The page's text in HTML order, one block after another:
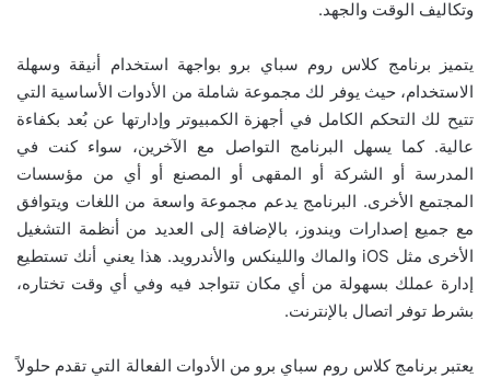
وتكاليف الوقت والجهد.
يتميز برنامج كلاس روم سباي برو بواجهة استخدام أنيقة وسهلة
الاستخدام، حيث يوفر لك مجموعة شاملة من الأدوات الأساسية التي
تتيح لك التحكم الكامل في أجهزة الكمبيوتر وإدارتها عن بُعد بكفاءة
عالية. كما يسهل البرنامج التواصل مع الآخرين، سواء كنت في
المدرسة أو الشركة أو المقهى أو المصنع أو أي من مؤسسات
المجتمع الأخرى. البرنامج يدعم مجموعة واسعة من اللغات ويتوافق
مع جميع إصدارات ويندوز، بالإضافة إلى العديد من أنظمة التشغيل
الأخرى مثل iOS والماك واللينكس والأندرويد. هذا يعني أنك تستطيع
إدارة عملك بسهولة من أي مكان تتواجد فيه وفي أي وقت تختاره،
بشرط توفر اتصال بالإنترنت.
يعتبر برنامج كلاس روم سباي برو من الأدوات الفعالة التي تقدم حلولاً